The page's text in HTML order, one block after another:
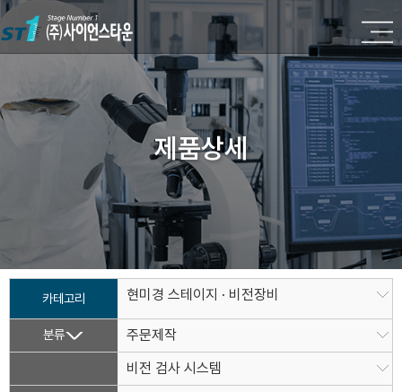
제품상세
카테고리 현미경 스테이지 · 비전장비
분류
주문제작
비전 검사 시스템